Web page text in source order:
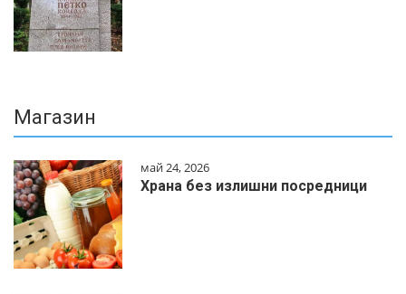
Магазин
май 24, 2026
Храна без излишни посредници